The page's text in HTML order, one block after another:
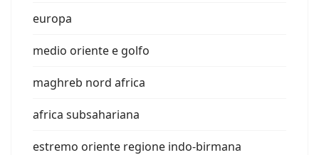
europa
medio oriente e golfo
maghreb nord africa
africa subsahariana
estremo oriente regione indo-birmana